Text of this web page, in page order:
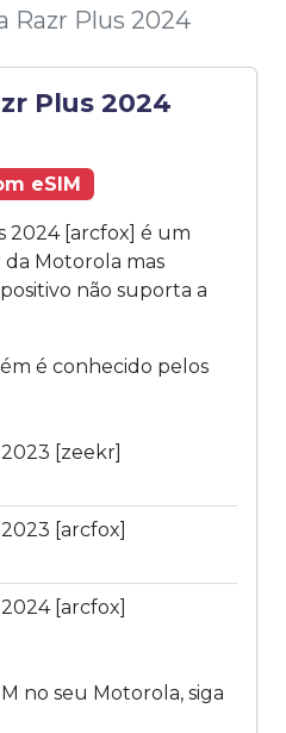
Razr Plus 2024
Plus 2024
eSIM
2024 [arcfox] é um
Motorola mas
não suporta a
é conhecido pelos
[zeekr]
[arcfox]
[arcfox]
no seu Motorola, siga